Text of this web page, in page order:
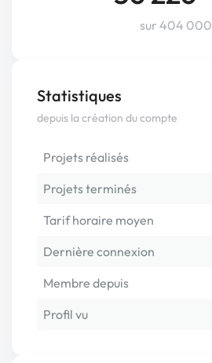
sur 404 000
Statistiques
depuis la création du compte
Projets réalisés
Projets terminés
Tarif horaire moyen
Dernière connexion
Membre depuis
Profil vu